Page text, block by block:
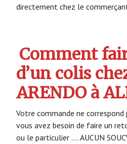
directement chez le
Comment
d’un colis
ARENDO à
Votre commande ne
vous avez besoin de faire un
ou le particulier …. AUCUN